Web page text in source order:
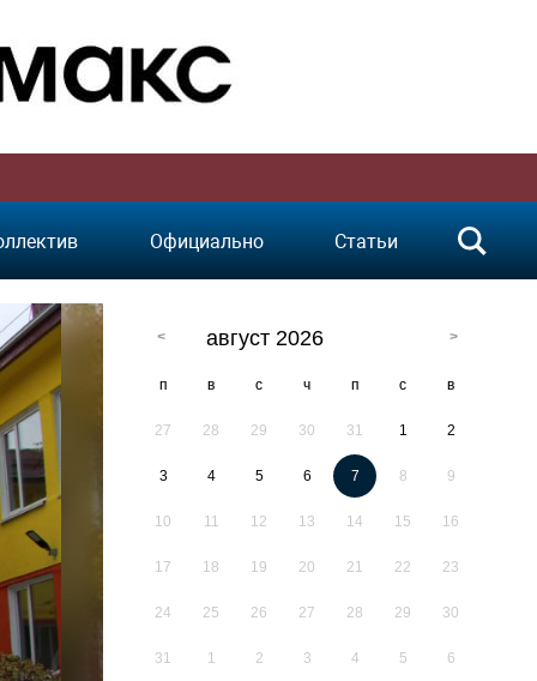
Официально Статьи
август 2026
п в с ч п с в
27 28 29 30 31 1 2
3 4 5 6 7 8 9
10 11 12 13 14 15 16
17 18 19 20 21 22 23
24 25 26 27 28 29 30
31 1 2 3 4 5 6